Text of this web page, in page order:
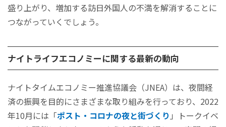
盛り上がり、増加する訪日外国人の不満を解消することに
つながっていくでしょう。
ナイトライフエコノミーに関する最新の動向
ナイトタイムエコノミー推進協議会（JNEA）は、夜間経
済の振興を目的にさまざまな取り組みを行っており、2022
年10月には「ポスト・コロナの夜と街づくり 」トークイベ